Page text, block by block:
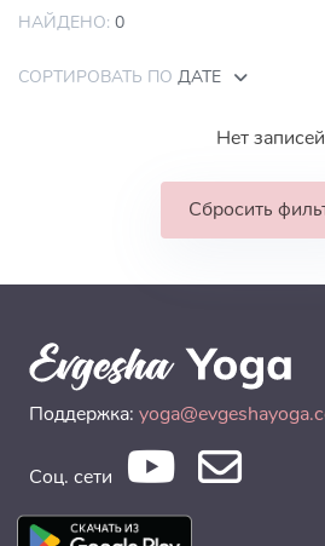
НАЙДЕНО: 0
СОРТИРОВАТЬ ПО ДАТЕ
Нет записей
Сбросить
Поддержка:
Соц. сети